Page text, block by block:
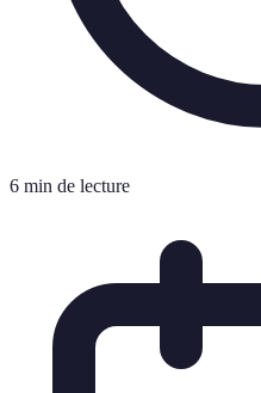
6 min de lecture